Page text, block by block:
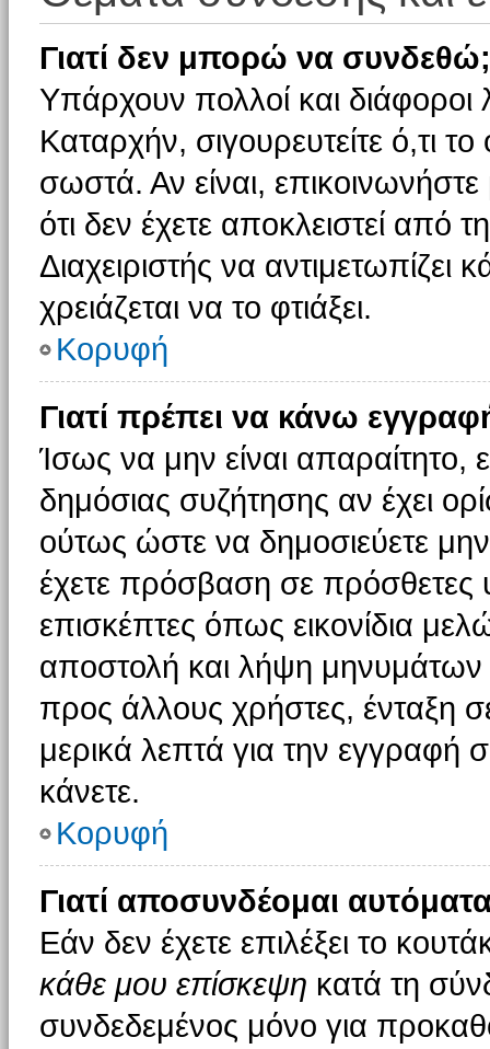
Γιατί δεν μπορώ να συνδεθώ;
Υπάρχουν πολλοί και
Καταρχήν, σιγουρευτείτε ό,τι
σωστά. Αν είναι, επικοινωνήστε
ότι δεν έχετε αποκλειστεί από
Διαχειριστής να αντιμετωπίζει
χρειάζεται να το φτιάξει.
Κορυφή
Γιατί πρέπει να κάνω
Ίσως να μην είναι απαραίτητο,
δημόσιας συζήτησης αν έχει
ούτως ώστε να δημοσιεύετε
έχετε πρόσβαση σε πρόσθετες
επισκέπτες όπως εικονίδια
αποστολή και λήψη μηνυμάτων
προς άλλους χρήστες, ένταξη
μερικά λεπτά για την
κάνετε.
Κορυφή
Γιατί αποσυνδέομαι
Εάν δεν έχετε επιλέξει το
κάθε μου επίσκεψη κατά τη
συνδεδεμένος μόνο για